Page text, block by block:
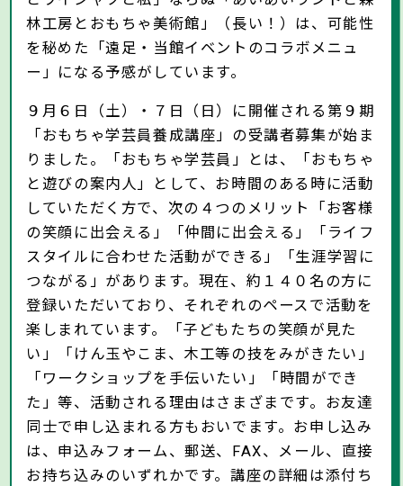
林工房とおもちゃ美術館」（長い！）は、可能性
を秘めた「遠足・当館イベントのコラボメニュ
ー」になる予感がしています。
９月６日（土）・７日（日）に開催される第９期
「おもちゃ学芸員養成講座」の受講者募集が始ま
りました。「おもちゃ学芸員」とは、「おもちゃ
と遊びの案内人」として、お時間のある時に活動
していただく方で、次の４つのメリット「お客様
の笑顔に出会える」「仲間に出会える」「ライフ
スタイルに合わせた活動ができる」「生涯学習に
つながる」があります。現在、約１４０名の方に
登録いただいており、それぞれのペースで活動を
楽しまれています。「子どもたちの笑顔が見た
い」「けん玉やこま、木工等の技をみがきたい」
「ワークショップを手伝いたい」「時間ができ
た」等、活動される理由はさまざまです。お友達
同士で申し込まれる方もおいでます。お申し込み
は、申込みフォーム、郵送、FAX、メール、直接
お持ち込みのいずれかです。講座の詳細は添付ち